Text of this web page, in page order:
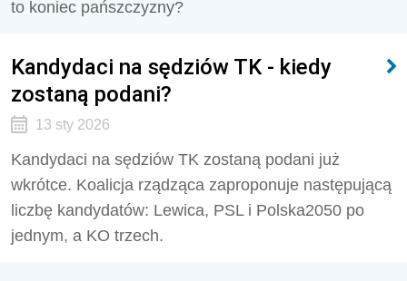
to koniec pańszczyzny?
Kandydaci na sędziów TK - kiedy
zostaną podani?
13 sty 2026
Kandydaci na sędziów TK zostaną podani już
wkrótce. Koalicja rządząca zaproponuje następującą
liczbę kandydatów: Lewica, PSL i Polska2050 po
jednym, a KO trzech.